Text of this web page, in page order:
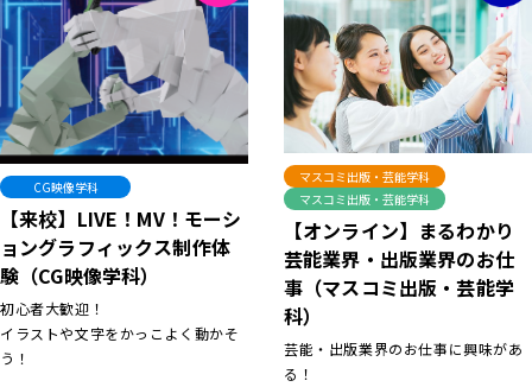
CG映像学科
【来校】LIVE！MV！モーシ
ョングラフィックス制作体
験（CG映像学科）
初心者大歓迎！
イラストや文字をかっこよく動かそ
う！
マスコミ出版・芸能学科
マスコミ出版・芸能学科
【オンライン】まるわかり
芸能業界・出版業界のお仕
事（マスコミ出版・芸能学
科）
芸能・出版業界のお仕事に興味があ
る！